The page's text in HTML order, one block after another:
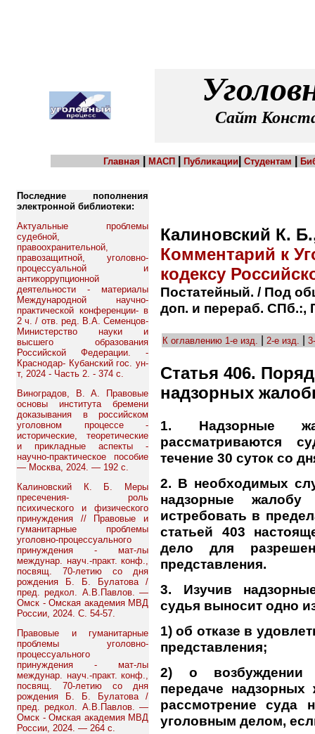
Сайт
Главная МАСП Публикации Студентам
Последние пополнения
электронной библиотеки:
Актуальные проблемы
судебной,
правоохранительной,
правозащитной, уголовно-
процессуальной и
антикоррупционной
деятельности - материалы
Международной научно-
практической конференции- в
2 ч. / отв. ред. В.А. Семенцов-
Министерство науки и
высшего образования
Российской Федерации. -
Краснодар- Кубанский гос. ун-
т, 2024 - Часть 2. - 374 с.
Виноградов, В. А. Правовые
основы института бремени
доказывания в российском
уголовном процессе -
исторические, теоретические
и прикладные аспекты -
научно-практическое пособие
— Москва, 2024. — 192 с.
Калиновский К. Б. Меры
пресечения- роль
психического и физического
принуждения // Правовые и
гуманитарные проблемы
уголовно-процессуального
принуждения - мат-лы
междунар. науч.-практ. конф.,
посвящ. 70-летию со дня
рождения Б. Б. Булатова /
пред. редкол. А.В.Павлов. —
Омск - Омская академия МВД
России, 2024. С. 54-57.
Правовые и гуманитарные
проблемы уголовно-
процессуального
принуждения - мат-лы
междунар. науч.-практ. конф.,
посвящ. 70-летию со дня
рождения Б. Б. Булатова /
пред. редкол. А.В.Павлов. —
Омск - Омская академия МВД
России, 2024. — 264 с.
Калиновский К.
Комментарий к
кодексу
Постатейный. / Под
доп. и перераб. СПб.:,
К оглавлению 1-е изд. 2-е изд.
Статья 406.
надзорных
1. Надзорные
рассматриваются
течение 30 суток со
2. В необходимых
надзорные жалобу
истребовать в
статьей 403
дело для
представления.
3. Изучив
судья выносит одно
1) об отказе в
представления;
2) о возбуждении
передаче
рассмотрение суда
уголовным делом,